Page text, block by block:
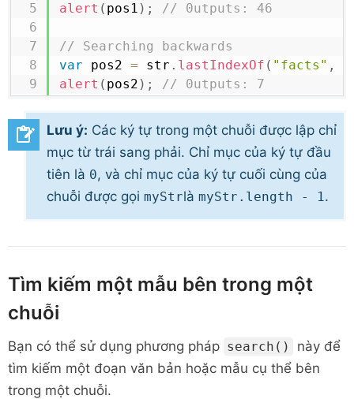
alert ( pos1 ) ; // 0utputs: 46
// Searching backwards
var pos2 = str . lastIndexOf ( "facts" ,
alert ( pos2 ) ; // 0utputs: 7
Lưu ý: Các ký tự trong một chuỗi được lập chỉ
mục từ trái sang phải. Chỉ mục của ký tự đầu
tiên là 0, và chỉ mục của ký tự cuối cùng của
chuỗi được gọi myStrlà myStr.length - 1.
Tìm kiếm một mẫu bên trong một
chuỗi
Bạn có thể sử dụng phương pháp search()
này để
tìm kiếm một đoạn văn bản hoặc mẫu cụ thể bên
trong một chuỗi.